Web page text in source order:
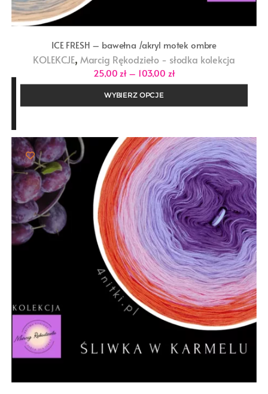
ICE FRESH – bawełna /akryl motek ombre
KOLEKCJE, Marcig Rękodzieło - słodka kolekcja
25,00 zł – 103,00 złZakres
cen:
do
WYBIERZ OPCJE